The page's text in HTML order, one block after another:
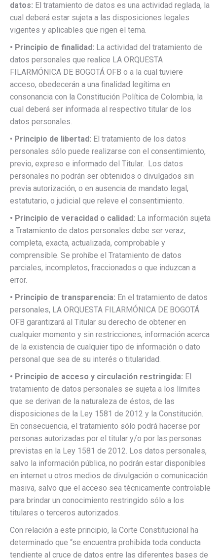
datos: El tratamiento de datos es una actividad reglada, la
cual deberá estar sujeta a las disposiciones legales
vigentes y aplicables que rigen el tema.
• Principio de finalidad: La actividad del tratamiento de
datos personales que realice LA ORQUESTA
FILARMÓNICA DE BOGOTÁ OFB o a la cual tuviere
acceso, obedecerán a una finalidad legítima en
consonancia con la Constitución Política de Colombia, la
cual deberá ser informada al respectivo titular de los
datos personales.
• Principio de libertad: El tratamiento de los datos
personales sólo puede realizarse con el consentimiento,
previo, expreso e informado del Titular. Los datos
personales no podrán ser obtenidos o divulgados sin
previa autorización, o en ausencia de mandato legal,
estatutario, o judicial que releve el consentimiento.
• Principio de veracidad o calidad: La información sujeta
a Tratamiento de datos personales debe ser veraz,
completa, exacta, actualizada, comprobable y
comprensible. Se prohíbe el Tratamiento de datos
parciales, incompletos, fraccionados o que induzcan a
error.
• Principio de transparencia: En el tratamiento de datos
personales, LA ORQUESTA FILARMÓNICA DE BOGOTÁ
OFB garantizará al Titular su derecho de obtener en
cualquier momento y sin restricciones, información acerca
de la existencia de cualquier tipo de información o dato
personal que sea de su interés o titularidad.
• Principio de acceso y circulación restringida: El
tratamiento de datos personales se sujeta a los límites
que se derivan de la naturaleza de éstos, de las
disposiciones de la Ley 1581 de 2012 y la Constitución.
En consecuencia, el tratamiento sólo podrá hacerse por
personas autorizadas por el titular y/o por las personas
previstas en la Ley 1581 de 2012. Los datos personales,
salvo la información pública, no podrán estar disponibles
en internet u otros medios de divulgación o comunicación
masiva, salvo que el acceso sea técnicamente controlable
para brindar un conocimiento restringido sólo a los
titulares o terceros autorizados.
Con relación a este principio, la Corte Constitucional ha
determinado que “se encuentra prohibida toda conducta
tendiente al cruce de datos entre las diferentes bases de